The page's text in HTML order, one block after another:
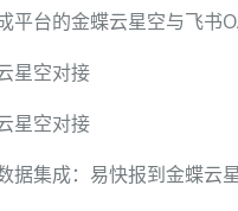
星空对接
星空对接
据集成：易快报到金蝶云